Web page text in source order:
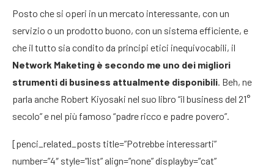
Posto che si operi in un mercato interessante, con un
servizio o un prodotto buono, con un sistema efficiente, e
che il tutto sia condito da principi etici inequivocabili, il
Network Maketing è secondo me uno dei migliori
strumenti di business attualmente disponibili. Beh, ne
parla anche Robert Kiyosaki nel suo libro “il business del 21°
secolo” e nel più famoso “padre ricco e padre povero”.
[penci_related_posts title=”Potrebbe interessarti”
number=”4″ style=”list” align=”none” displayby=”cat”